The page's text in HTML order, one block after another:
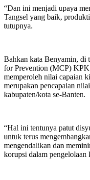
“Dan ini menjadi upaya
Tangsel yang baik,
tutupnya.
Bahkan kata Benyamin, di
for Prevention (MCP) KPK
memperoleh nilai capaian
merupakan pencapaian
kabupaten/kota se-Banten.
“Hal ini tentunya patut
untuk terus
mengendalikan dan
korupsi dalam pengelolaan